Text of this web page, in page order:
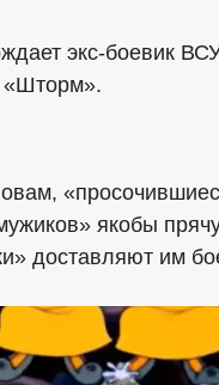
экс-боевик
«Шторм».
якобы
доставляют им